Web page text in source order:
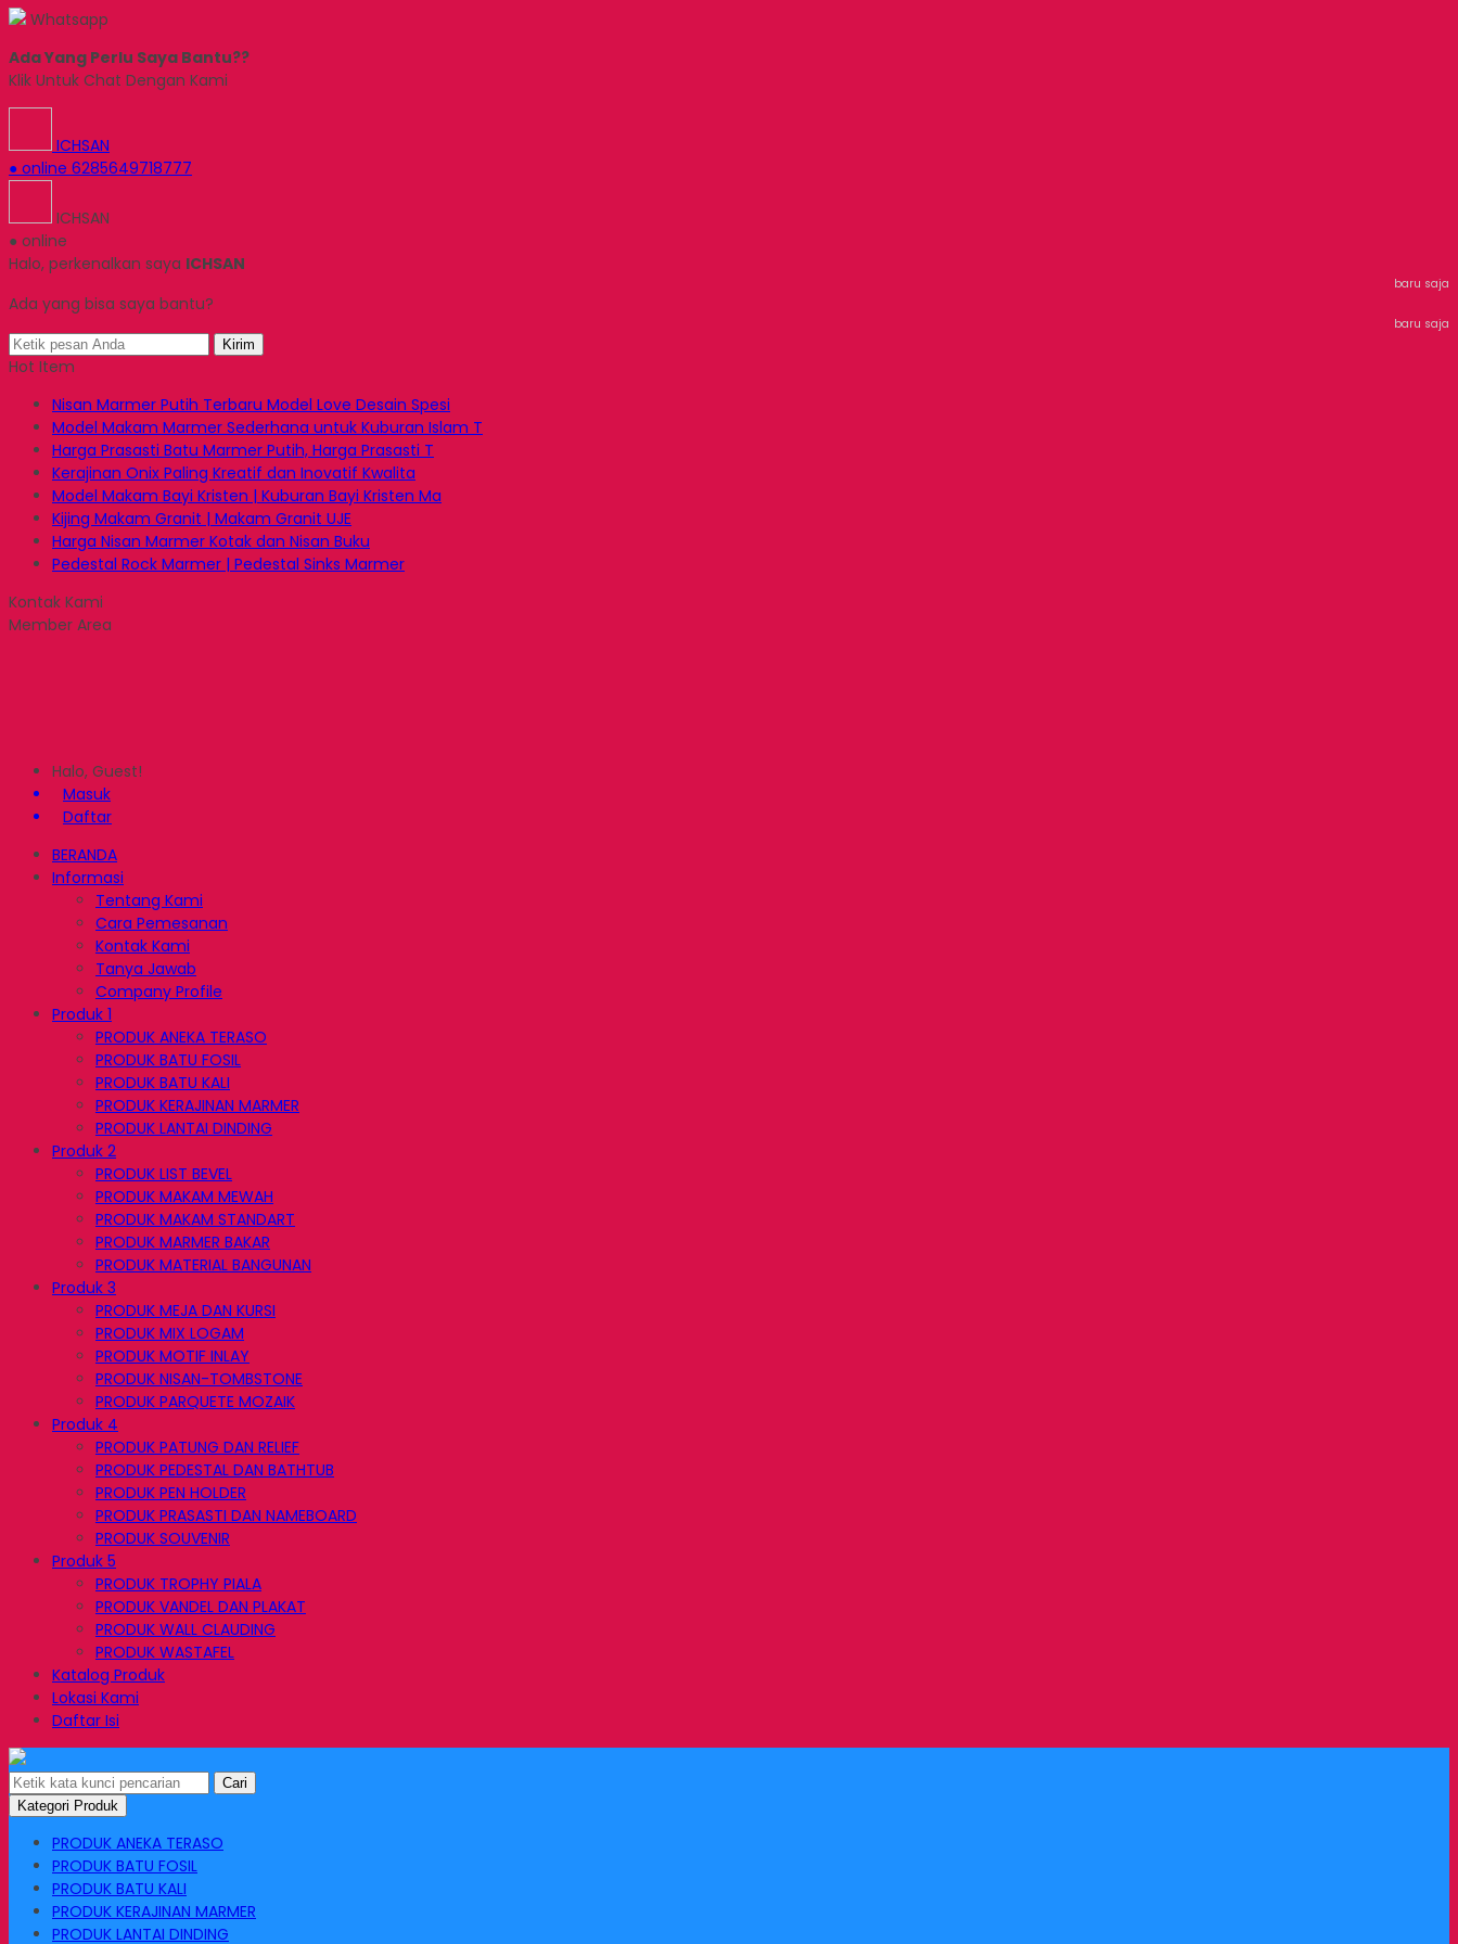
Whatsapp
Ada Yang Perlu Saya Bantu??
Klik Untuk Chat Dengan Kami
ICHSAN
● online 6285649718777
ICHSAN
● online
Halo, perkenalkan saya ICHSAN
baru saja
Ada yang bisa saya bantu?
baru saja
Kirim
Hot Item
Nisan Marmer Putih Terbaru Model Love Desain Spesi
Model Makam Marmer Sederhana untuk Kuburan Islam T
Harga Prasasti Batu Marmer Putih, Harga Prasasti T
Kerajinan Onix Paling Kreatif dan Inovatif Kwalita
Model Makam Bayi Kristen | Kuburan Bayi Kristen Ma
Kijing Makam Granit | Makam Granit UJE
Harga Nisan Marmer Kotak dan Nisan Buku
Pedestal Rock Marmer | Pedestal Sinks Marmer
Kontak Kami
Member Area
Halo, Guest!
Masuk
Daftar
BERANDA
Informasi
Tentang Kami
Cara Pemesanan
Kontak Kami
Tanya Jawab
Company Profile
Produk 1
PRODUK ANEKA TERASO
PRODUK BATU FOSIL
PRODUK BATU KALI
PRODUK KERAJINAN MARMER
PRODUK LANTAI DINDING
Produk 2
PRODUK LIST BEVEL
PRODUK MAKAM MEWAH
PRODUK MAKAM STANDART
PRODUK MARMER BAKAR
PRODUK MATERIAL BANGUNAN
Produk 3
PRODUK MEJA DAN KURSI
PRODUK MIX LOGAM
PRODUK MOTIF INLAY
PRODUK NISAN-TOMBSTONE
PRODUK PARQUETE MOZAIK
Produk 4
PRODUK PATUNG DAN RELIEF
PRODUK PEDESTAL DAN BATHTUB
PRODUK PEN HOLDER
PRODUK PRASASTI DAN NAMEBOARD
PRODUK SOUVENIR
Produk 5
PRODUK TROPHY PIALA
PRODUK VANDEL DAN PLAKAT
PRODUK WALL CLAUDING
PRODUK WASTAFEL
Katalog Produk
Lokasi Kami
Daftar Isi
Cari
Kategori Produk
PRODUK ANEKA TERASO
PRODUK BATU FOSIL
PRODUK BATU KALI
PRODUK KERAJINAN MARMER
PRODUK LANTAI DINDING